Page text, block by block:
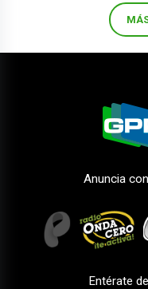
Anuncia
Entérate